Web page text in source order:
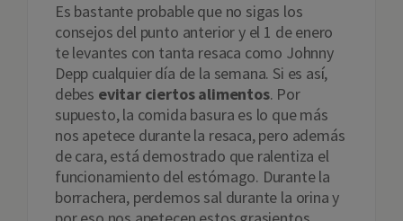
Es bastante probable que no sigas los
consejos del punto anterior y el 1 de enero
te levantes con tanta resaca como Johnny
Depp cualquier día de la semana. Si es así,
debes evitar ciertos alimentos. Por
supuesto, la comida basura es lo que más
nos apetece durante la resaca, pero además
de cara, está demostrado que ralentiza el
funcionamiento del estómago. Durante la
borrachera, perdemos sal durante la orina y